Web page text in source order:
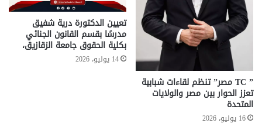
” TC مصر” تنظم لقاءات شبابية
تعزز الحوار بين مصر والولايات
المتحدة
16 يوليو، 2026
تعيين الدكتورة درية شفيق
مدرسًا بقسم القانون الجنائي
بكلية الحقوق جامعة الزقازيق،
14 يوليو، 2026